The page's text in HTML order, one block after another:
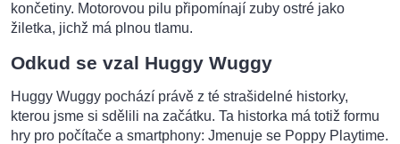
končetiny. Motorovou pilu připomínají zuby ostré jako
žiletka, jichž má plnou tlamu.
Odkud se vzal Huggy Wuggy
Huggy Wuggy pochází právě z té strašidelné historky,
kterou jsme si sdělili na začátku. Ta historka má totiž formu
hry pro počítače a smartphony: Jmenuje se Poppy Playtime.